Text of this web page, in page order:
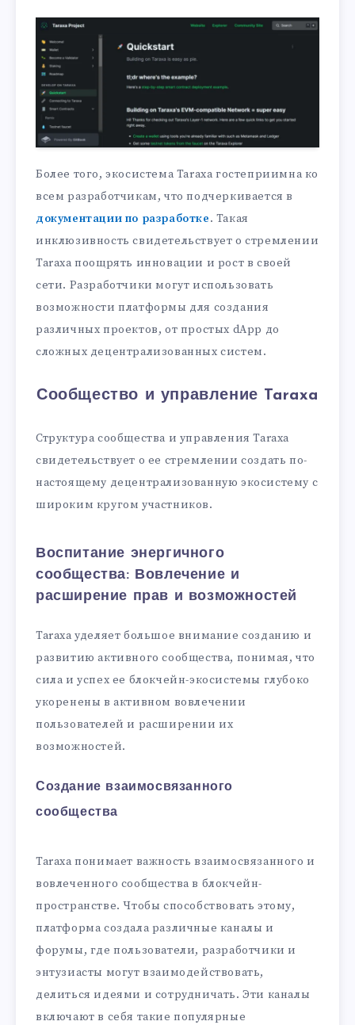
Более того, экосистема Taraxa гостеприимна ко
всем разработчикам, что подчеркивается в
документации по разработке. Такая
инклюзивность свидетельствует о стремлении
Taraxa поощрять инновации и рост в своей
сети. Разработчики могут использовать
возможности платформы для создания
различных проектов, от простых dApp до
сложных децентрализованных систем.
Сообщество и управление Taraxa
Структура сообщества и управления Taraxa
свидетельствует о ее стремлении создать по-
настоящему децентрализованную экосистему с
широким кругом участников.
Воспитание энергичного
сообщества: Вовлечение и
расширение прав и возможностей
Taraxa уделяет большое внимание созданию и
развитию активного сообщества, понимая, что
сила и успех ее блокчейн-экосистемы глубоко
укоренены в активном вовлечении
пользователей и расширении их
возможностей.
Создание взаимосвязанного
сообщества
Taraxa понимает важность взаимосвязанного и
вовлеченного сообщества в блокчейн-
пространстве. Чтобы способствовать этому,
платформа создала различные каналы и
форумы, где пользователи, разработчики и
энтузиасты могут взаимодействовать,
делиться идеями и сотрудничать. Эти каналы
включают в себя такие популярные